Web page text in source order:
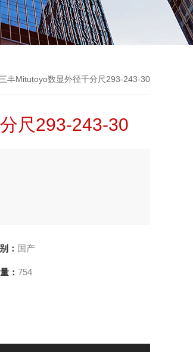
丰Mitutoyo数显外径千分尺293-243-30
尺293-243-30
： 国产
： 754